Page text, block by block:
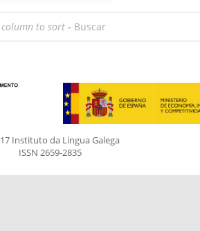
to sort - Buscar
Instituto da Lingua Galega
ISSN 2659-2835